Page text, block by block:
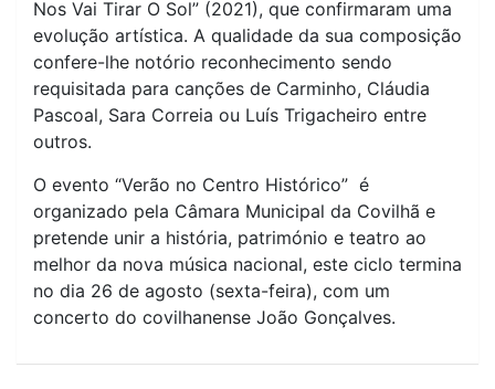
Nos Vai Tirar O Sol” (2021), que confirmaram uma
evolução artística. A qualidade da sua composição
confere-lhe notório reconhecimento sendo
requisitada para canções de Carminho, Cláudia
Pascoal, Sara Correia ou Luís Trigacheiro entre
outros.
O evento “Verão no Centro Histórico” é
organizado pela Câmara Municipal da Covilhã e
pretende unir a história, património e teatro ao
melhor da nova música nacional, este ciclo termina
no dia 26 de agosto (sexta-feira), com um
concerto do covilhanense João Gonçalves.